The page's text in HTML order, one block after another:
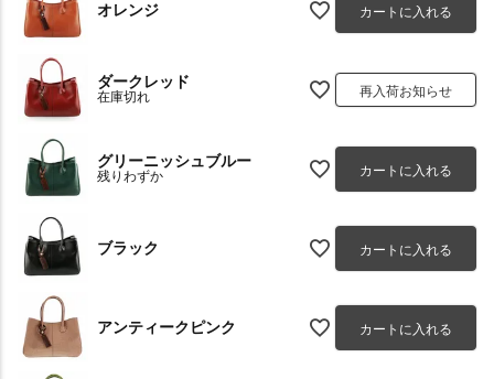
オレンジ カートに入れる
ダークレッド
在庫切れ 再入荷お知らせ
グリーニッシュブルー
残りわずか カートに入れる
ブラック カートに入れる
アンティークピンク カートに入れる